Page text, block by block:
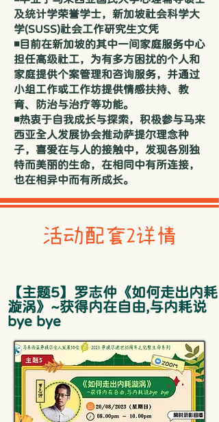
及统计学荣誉学士，新加坡社会科学大
学(SUSS)社会工作研究生文凭
◾目前在新加坡的其中一间家庭服务中心
担任高级社工，为有多方困扰的个人和
家庭提供个案管理和咨询服务，并通过
小组工作或工作坊提供情感扶持、教
育、防治与治疗等功能。
◾热衷于自我成长与探索，积极参与马来
西亚全人发展协会推动萨提尔理念种
子，喜爱在与人的接触中，发现各别独
特而美丽的生命，在相同中有所连接，
也在相异中而有所成长。
​活动配套2详情
【主题5】罗志仲《如何走出内耗
漩涡》~获得内在自由,与内耗说
bye bye